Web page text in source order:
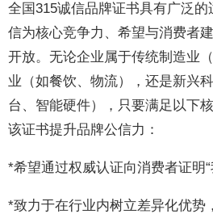
全国315诚信品牌证书具有广泛
信为核心竞争力、希望与消费者
开放。无论企业属于传统制造业
业（如餐饮、物流），还是新兴
台、智能硬件），只要满足以下
该证书提升品牌公信力：
*希望通过权威认证向消费者证明“
*致力于在行业内树立差异化优势